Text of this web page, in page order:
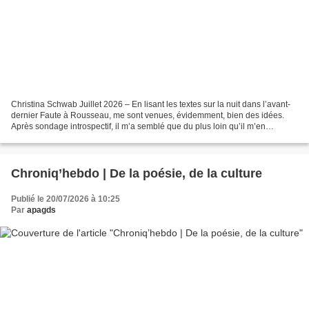
Christina Schwab Juillet 2026 – En lisant les textes sur la nuit dans l’avant-
dernier Faute à Rousseau, me sont venues, évidemment, bien des idées.
Après sondage introspectif, il m’a semblé que du plus loin qu’il m’en
Chroniq’hebdo | De la poésie, de la culture
Publié le 20/07/2026 à 10:25
Par apagds